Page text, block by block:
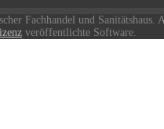
Fachhandel und Sanitätshaus.
veröffentlichte Software.